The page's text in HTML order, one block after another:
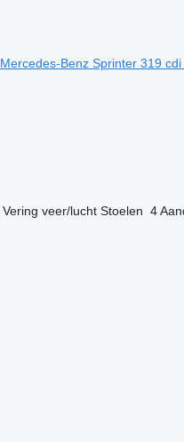
Mercedes-Benz Sprinter 319
Vering veer/lucht Stoelen 4